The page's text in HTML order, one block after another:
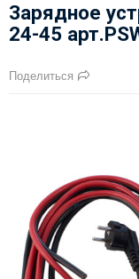
Зарядное
24-45
Поделиться